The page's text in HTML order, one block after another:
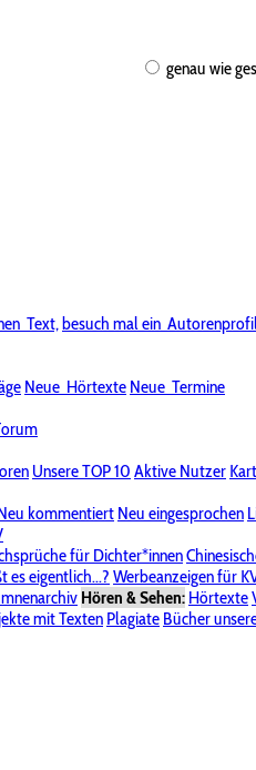
genau wie
Text,besuch mal ein
Neue Hörtexte Neue Termine
Unsere TOP 10 Aktive Nutzer
kommentiert Neu eingesprochen
für Dichter*innen
es eigentlich...? Werbeanzeigen für
Hören & Sehen: Hörtexte
mit Texten Plagiate Bücher
Schreiberei"
Alle Wege führen zu KVPasswort
Impressum